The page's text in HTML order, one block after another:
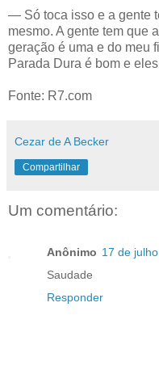
— Só toca isso e a gente
mesmo. A gente tem que
geração é uma e do meu
Parada Dura é bom e
Fonte: R7.com
Cezar de A Becker
Compartilhar
Um comentário:
Anônimo 17 de
Saudade
Responder